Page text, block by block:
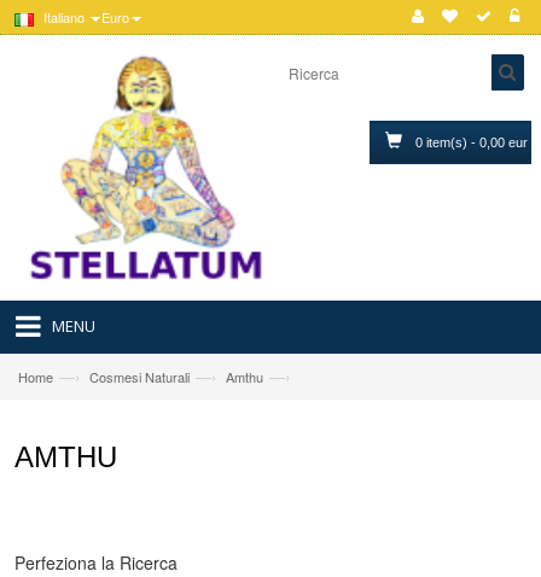
Italiano Euro
0 item(s) - 0,00 eur
MENU
Home —› Cosmesi Naturali —› Amthu —›
AMTHU
Perfeziona la Ricerca